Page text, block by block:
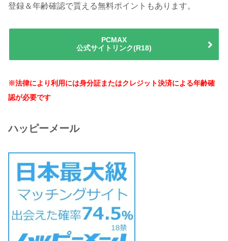
登録＆年齢確認で貰える無料ポイントもあります。
PCMAX
公式サイトリンク(R18)
※法律により利用には身分証またはクレジット決済による年齢確
認が必要です
ハッピーメール